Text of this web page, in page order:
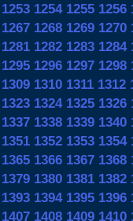
1253 1254 1255 1256
1267 1268 1269 1270
1281 1282 1283 1284
1295 1296 1297 1298
1309 1310 1311 1312
1323 1324 1325 1326
1337 1338 1339 1340
1351 1352 1353 1354
1365 1366 1367 1368
1379 1380 1381 1382
1393 1394 1395 1396
1407 1408 1409 1410